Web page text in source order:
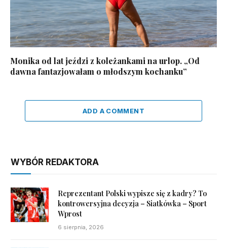
Monika od lat jeździ z koleżankami na urlop. „Od
dawna fantazjowałam o młodszym kochanku”
ADD A COMMENT
WYBÓR REDAKTORA
Reprezentant Polski wypisze się z kadry? To
kontrowersyjna decyzja – Siatkówka – Sport
Wprost
6 sierpnia, 2026